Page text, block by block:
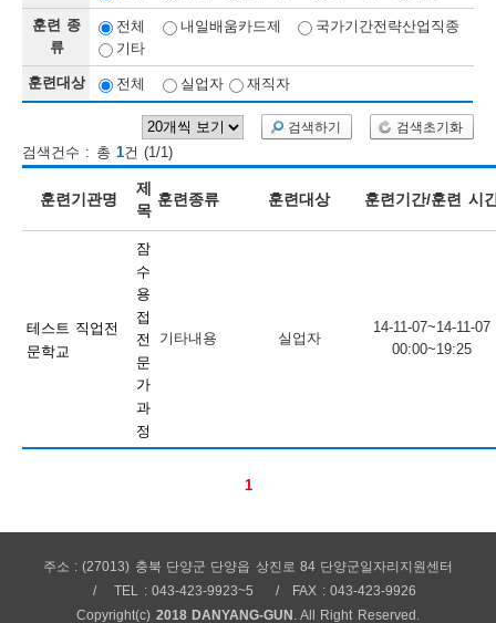
보
보
련
우
내
훈련 종
류
전체 내일배움카드제
국가기간전략산업직종
기타
훈련대상 전체 실업자 재직자
검색하기 검색초기화
검색건수 : 총 1건 (1/1)
훈련기관명
제
목
훈련종류 훈련대상 훈련기간/훈련 시
테스트 직업전
문학교
잠
수
용
접
전
문
가
과
정
기타내용 실업자
14-11-07~14-11-07
00:00~19:25
1
업
훈
련
주소 : (27013) 충북 단양군 단양읍 상진로 84 단양군일자리지원센터
TEL : 043-423-9923~5
FAX : 043-423-9926
Copyright(c) 2018 DANYANG-GUN . All Right Reserved.